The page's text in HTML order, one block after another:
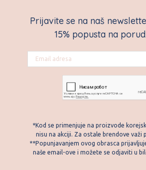
Prijavite se na naš
15% popusta na
*Kod se primenjuje na proizvode
nisu na akciji. Za ostale brendove važi
**Popunjavanjem ovog obrasca
naše email-ove i možete se odjaviti u